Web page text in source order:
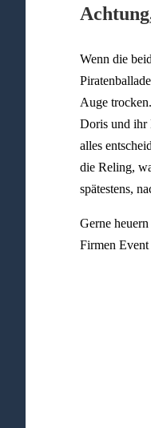
Wenn die
Auge
Doris und ihr
alles
die Reling,
spätestens,
Gerne
Firmen Event